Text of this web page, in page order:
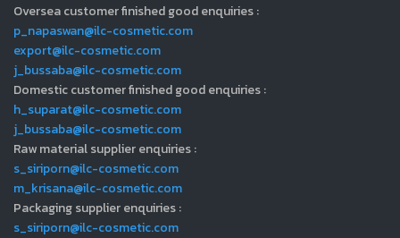
Oversea customer finished good enquiries :
p_napaswan@ilc-cosmetic.com
export@ilc-cosmetic.com
j_bussaba@ilc-cosmetic.com
Domestic customer finished good enquiries :
h_suparat@ilc-cosmetic.com
j_bussaba@ilc-cosmetic.com
Raw material supplier enquiries :
s_siriporn@ilc-cosmetic.com
m_krisana@ilc-cosmetic.com
Packaging supplier enquiries :
s_siriporn@ilc-cosmetic.com